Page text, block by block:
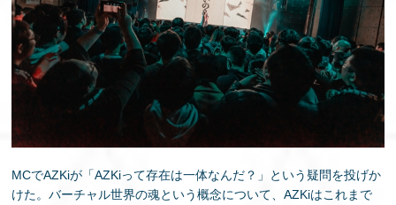
MCでAZKiが「AZKiって存在は一体なんだ？」という疑問を投げか
けた。バーチャル世界の魂という概念について、AZKiはこれまで